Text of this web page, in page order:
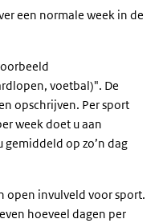
een normale week in de
voetbal)". De
opschrijven. Per sport
week doet u aan
gemiddeld op zo’n dag
open invulveld voor sport.
hoeveel dagen per